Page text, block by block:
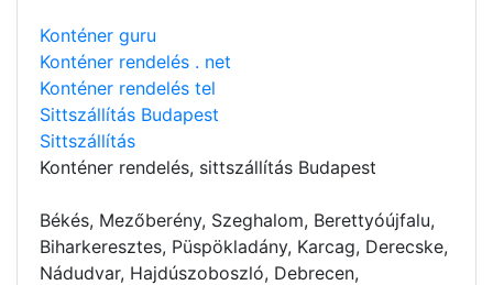
Konténer guru
Konténer rendelés . net
Konténer rendelés tel
Sittszállítás Budapest
Sittszállítás
Konténer rendelés, sittszállítás Budapest
Békés, Mezőberény, Szeghalom, Berettyóújfalu,
Biharkeresztes, Püspökladány, Karcag, Derecske,
Nádudvar, Hajdúszoboszló, Debrecen,